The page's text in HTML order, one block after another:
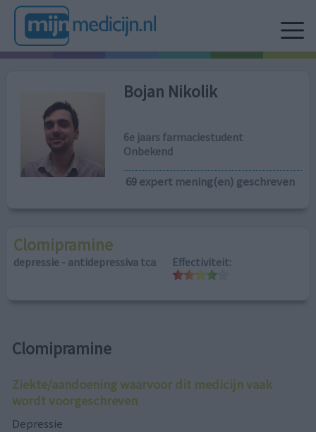
Bojan Nikolik
6e jaars farmaciestudent
Onbekend
69expert mening(en) geschreven
Clomipramine
depressie - antidepressiva tca Effectiviteit:
Clomipramine
Ziekte/aandoening waarvoor dit medicijn vaak
wordt voorgeschreven
Depressie